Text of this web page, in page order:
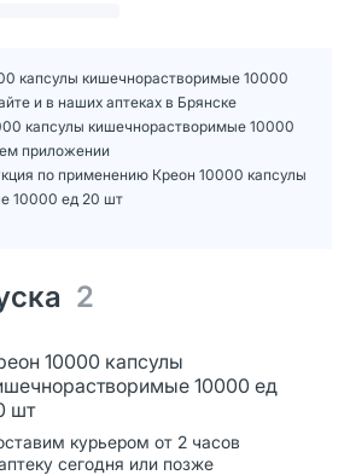
капсулы кишечнорастворимые 10000
и в наших аптеках в Брянске
капсулы кишечнорастворимые 10000
приложении
по применению Креон 10000 капсулы
10000 ед 20 шт
2
10000 капсулы
10000 ед
шт
курьером от 2 часов
сегодня или позже